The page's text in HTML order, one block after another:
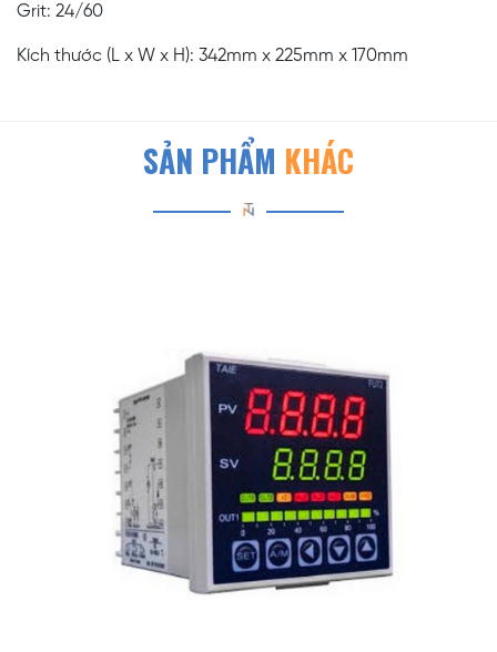
Grit: 24/60
Kích thước (L x W x H): 342mm x 225mm x 170mm
SẢN PHẨM KHÁC